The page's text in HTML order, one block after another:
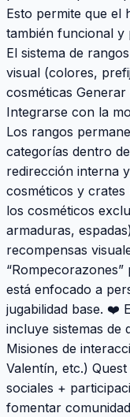
Esto permite que el
también funcional y
El sistema de
visual (colores,
cosméticas
Integrarse con la
Los rangos
categorías dentro
redirección interna
cosméticos y
los cosméticos
armaduras,
recompensas
está enfocado a
jugabilidad base. ❤️
incluye sistemas de
Misiones de
Valentín, etc.)
sociales +
fomentar